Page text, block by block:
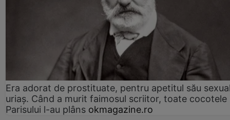
Era adorat de prostituate, pentru apetitul său
uriaș. Când a murit faimosul scriitor, toate cocotele
Parisului l-au plâns okmagazine.ro